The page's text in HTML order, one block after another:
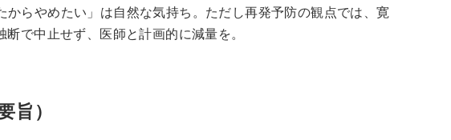
らやめたい」は自然な気持ち。ただし再発予防の観点では、寛
で中止せず、医師と計画的に減量を。
旨）